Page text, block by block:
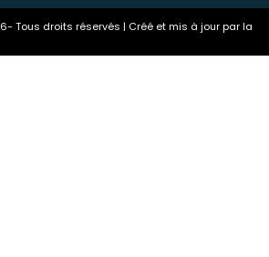
Tous droits réservés | Créé et mis à jour par la